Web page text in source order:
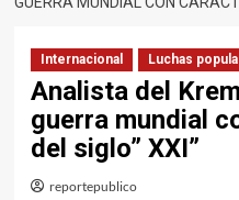
Internacional Luchas
Analista del
guerra mundial
del siglo” XXI”
reportepublico